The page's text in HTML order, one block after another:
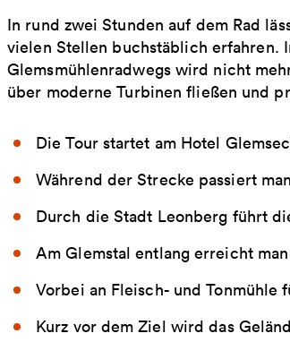
In rund zwei Stunden auf dem Rad
vielen Stellen ­buch­stäblich erfahren.
Glemsmühlenradwegs wird nicht
über ­moderne Turbinen fließen und
Die Tour startet am Hotel
Während der Strecke passiert
Durch die Stadt Leonberg führt
Am Glemstal entlang erreicht
Vorbei an Fleisch- und Tonmühle
Kurz vor dem Ziel wird das